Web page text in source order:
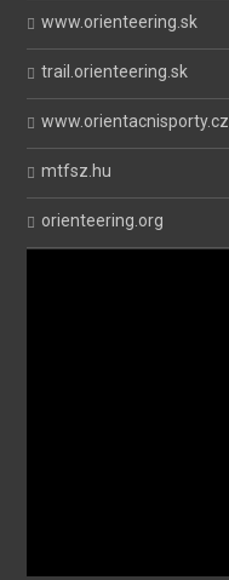
www.orienteering.sk
trail.orienteering.sk
www.orientacnisporty.cz
mtfsz.hu
orienteering.org